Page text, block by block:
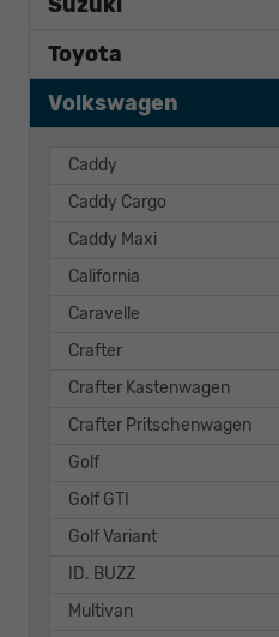
Toyota
Volkswagen
Caddy
Caddy Cargo
Caddy Maxi
California
Caravelle
Crafter
Crafter Kastenwagen
Crafter Pritschenwagen
Golf
Golf GTI
Golf Variant
ID. BUZZ
Multivan